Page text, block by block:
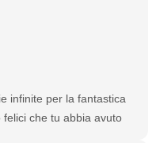
infinite per la fantastica
che tu abbia avuto